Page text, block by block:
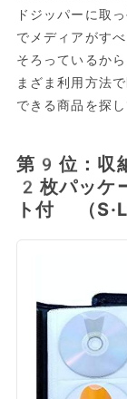
ドジッパーに取
でメディアがす
そろっているか
まざま利用方法
できる商品を探
第9位：収
2枚パッケ
ト付 （